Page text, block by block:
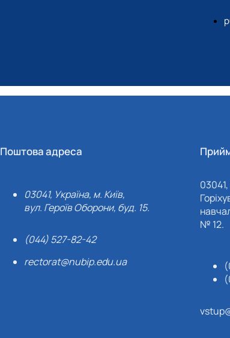
Поштова адреса
03041, Україна, м. Київ,
вул. Героїв Оборони, буд. 15.
(044) 527-82-42
rectorat@nubip.edu.ua
№ 12.